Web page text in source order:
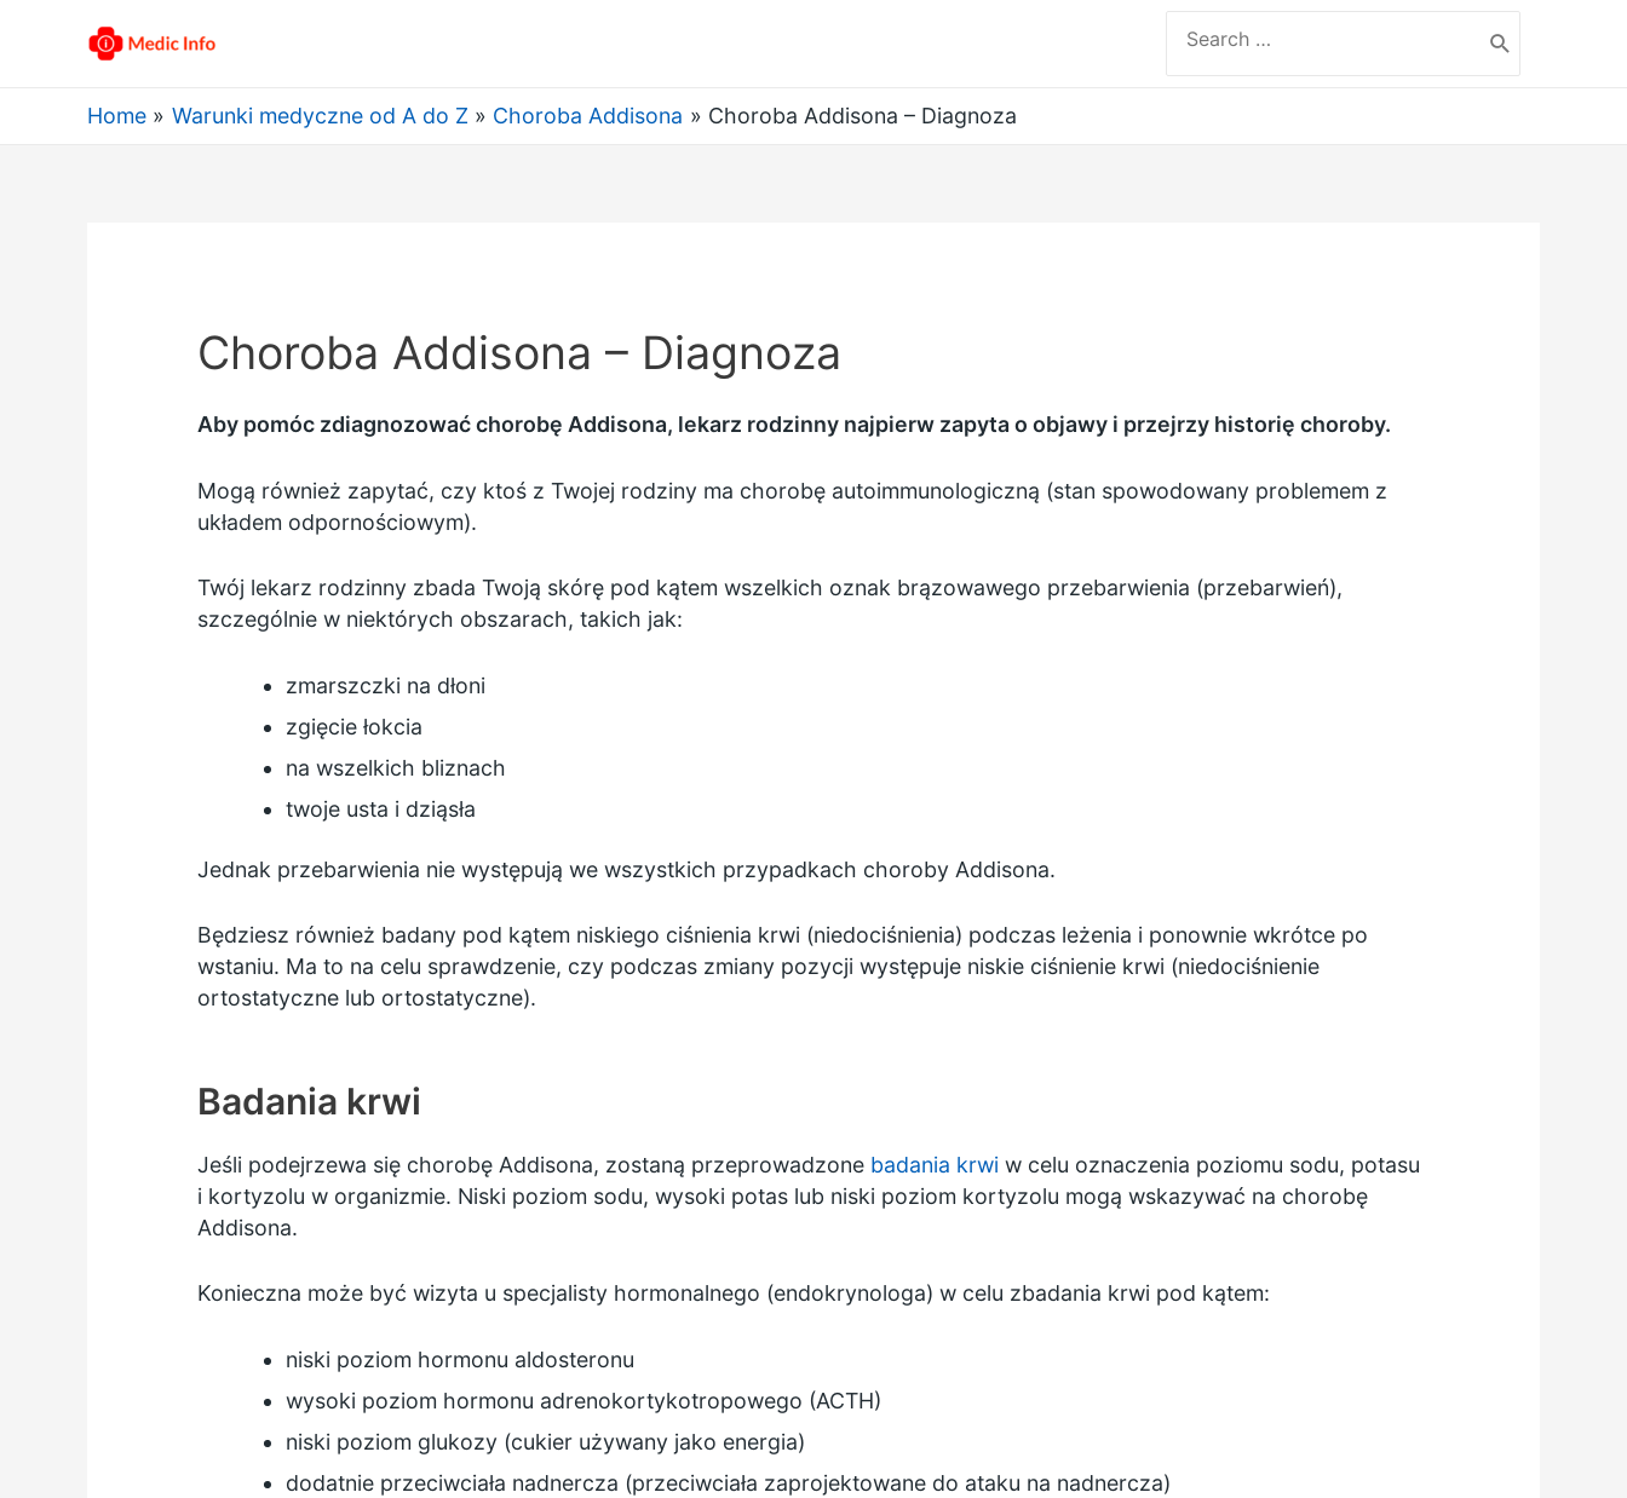
for:
Home Warunki medyczne od A do Z Choroba Addisona Choroba Addisona – Diagnoza
Choroba Addisona – Diagnoza
Aby pomóc zdiagnozować chorobę Addisona, lekarz rodzinny najpierw zapyta o objawy i przejrzy historię choroby.
Mogą również zapytać, czy ktoś z Twojej rodziny ma chorobę autoimmunologiczną (stan spowodowany problemem z
układem odpornościowym).
Twój lekarz rodzinny zbada Twoją skórę pod kątem wszelkich oznak brązowawego przebarwienia (przebarwień),
szczególnie w niektórych obszarach, takich jak:
zmarszczki na dłoni
zgięcie łokcia
na wszelkich bliznach
twoje usta i dziąsła
Jednak przebarwienia nie występują we wszystkich przypadkach choroby Addisona.
Będziesz również badany pod kątem niskiego ciśnienia krwi (niedociśnienia) podczas leżenia i ponownie wkrótce po
wstaniu. Ma to na celu sprawdzenie, czy podczas zmiany pozycji występuje niskie ciśnienie krwi (niedociśnienie
ortostatyczne lub ortostatyczne).
Badania krwi
Jeśli podejrzewa się chorobę Addisona, zostaną przeprowadzone badania krwi w celu oznaczenia poziomu sodu, potasu
i kortyzolu w organizmie. Niski poziom sodu, wysoki potas lub niski poziom kortyzolu mogą wskazywać na chorobę
Addisona.
Konieczna może być wizyta u specjalisty hormonalnego (endokrynologa) w celu zbadania krwi pod kątem:
niski poziom hormonu aldosteronu
wysoki poziom hormonu adrenokortykotropowego (ACTH)
niski poziom glukozy (cukier używany jako energia)
dodatnie przeciwciała nadnercza (przeciwciała zaprojektowane do ataku na nadnercza)